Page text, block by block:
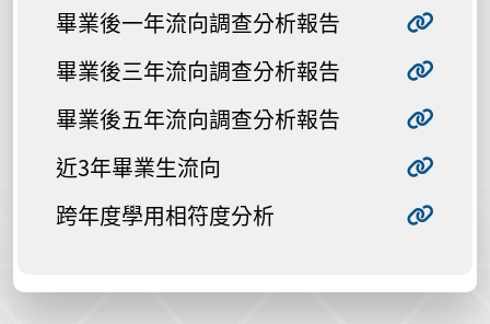
畢業後一年流向調查分析報告
畢業後三年流向調查分析報告
畢業後五年流向調查分析報告
近3年畢業生流向
跨年度學用相符度分析